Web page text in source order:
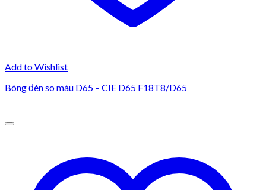
Add to Wishlist
Bóng đèn so màu D65 – CIE D65 F18T8/D65